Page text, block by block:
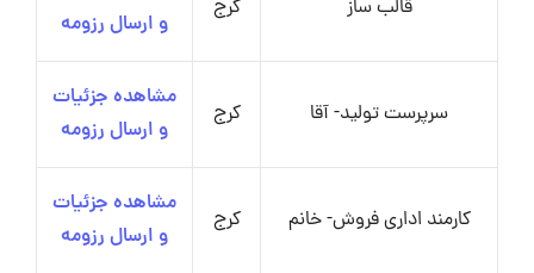
قالب‌ ساز کرج
و ارسال رزومه
سرپرست تولید- آقا کرج
مشاهده جزئیات
و ارسال رزومه
کارمند اداری فروش- خانم کرج
مشاهده جزئیات
و ارسال رزومه